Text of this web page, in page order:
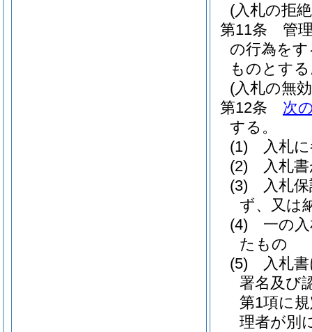
(入札の拒
第11条
管
の行為を
ものとす
(入札の無
第12条
次
する。
(1)
入札
(2)
入札
(3)
入札
ず、又は
(4)
一の
たもの
(5)
入札
署名及び
第1項に
理者が別